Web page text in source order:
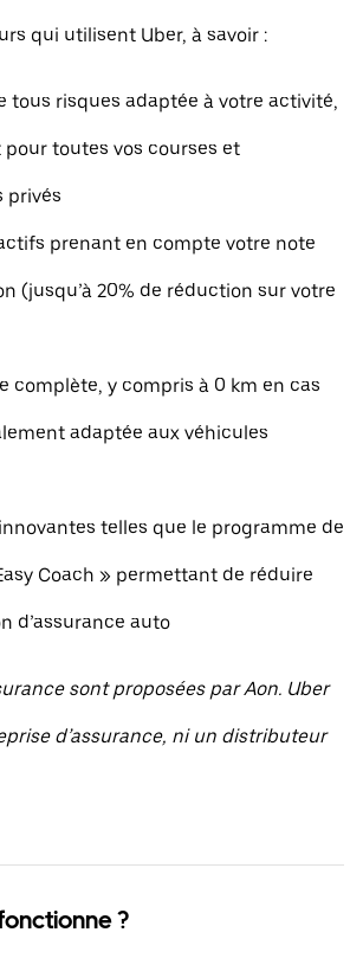
qui utilisent Uber, à savoir :
tous risques adaptée à votre activité,
toutes vos courses et
privés
prenant en compte votre note
(jusqu’à 20% de réduction sur votre
complète, y compris à 0 km en cas
adaptée aux véhicules
telles que le programme de
Coach » permettant de réduire
d’assurance auto
sont proposées par Aon. Uber
d’assurance, ni un distributeur
?